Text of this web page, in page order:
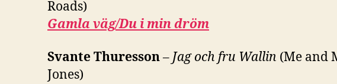
Roads)
Gamla väg/Du i min dröm
Svante Thuresson– Jag och fru Wallin (Me and
Jones)